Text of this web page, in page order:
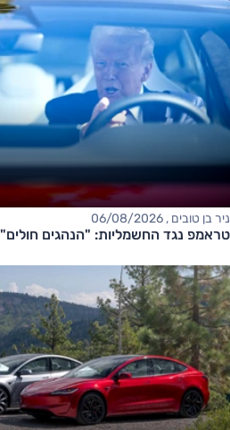
ניר בן טובים , 06/08/2026
טראמפ נגד החשמליות: "הנהגים חולים"